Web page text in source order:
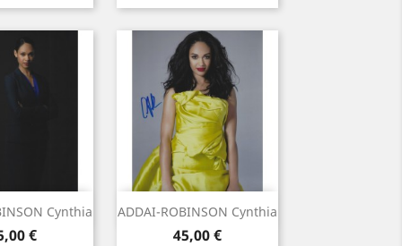
Cynthia
€
rapide ADDAI-ROBINSON Cynthia
Prix
45,00 €
Aperçu rapide